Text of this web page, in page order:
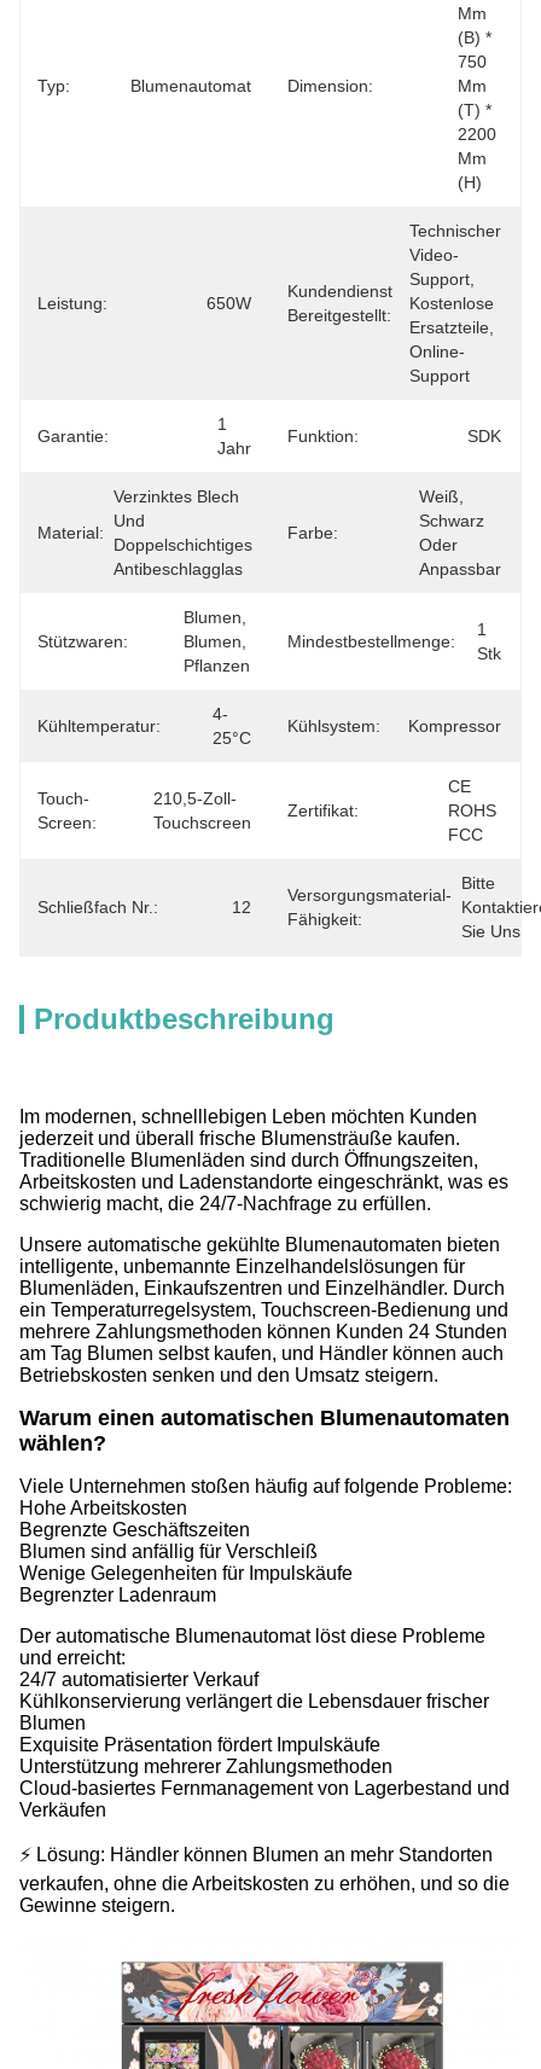
Typ: Blumenautomat Dimension:
Mm
(B) *
750
Mm
(T) *
2200
Mm
(H)
Leistung: 650W
Kundendienst
Bereitgestellt:
Technischer
Video-
Support,
Kostenlose
Ersatzteile,
Online-
Support
Garantie:
1
Jahr
Funktion: SDK
Material:
Verzinktes Blech
Und
Doppelschichtiges
Antibeschlagglas
Farbe:
Weiß,
Schwarz
Oder
Anpassbar
Stützwaren:
Blumen,
Blumen,
Pflanzen
Mindestbestellmenge:
1
Stk
Kühltemperatur:
4-
25°C
Kühlsystem: Kompressor
Touch-
Screen:
210,5-Zoll-
Touchscreen
Zertifikat:
CE
ROHS
FCC
Schließfach Nr.: 12
Versorgungsmaterial-
Fähigkeit:
Bitte
Sie Uns
Produktbeschreibung
Im modernen, schnelllebigen Leben möchten Kunden
jederzeit und überall frische Blumensträuße kaufen.
Traditionelle Blumenläden sind durch Öffnungszeiten,
Arbeitskosten und Ladenstandorte eingeschränkt, was es
schwierig macht, die 24/7-Nachfrage zu erfüllen.
Unsere automatische gekühlte Blumenautomaten bieten
intelligente, unbemannte Einzelhandelslösungen für
Blumenläden, Einkaufszentren und Einzelhändler. Durch
ein Temperaturregelsystem, Touchscreen-Bedienung und
mehrere Zahlungsmethoden können Kunden 24 Stunden
am Tag Blumen selbst kaufen, und Händler können auch
Betriebskosten senken und den Umsatz steigern.
Warum einen automatischen Blumenautomaten
wählen?
Viele Unternehmen stoßen häufig auf folgende Probleme:
Hohe Arbeitskosten
Begrenzte Geschäftszeiten
Blumen sind anfällig für Verschleiß
Wenige Gelegenheiten für Impulskäufe
Begrenzter Ladenraum
Der automatische Blumenautomat löst diese Probleme
und erreicht:
24/7 automatisierter Verkauf
Kühlkonservierung verlängert die Lebensdauer frischer
Blumen
Exquisite Präsentation fördert Impulskäufe
Unterstützung mehrerer Zahlungsmethoden
Cloud-basiertes Fernmanagement von Lagerbestand und
Verkäufen
⚡ Lösung: Händler können Blumen an mehr Standorten
verkaufen, ohne die Arbeitskosten zu erhöhen, und so die
Gewinne steigern.